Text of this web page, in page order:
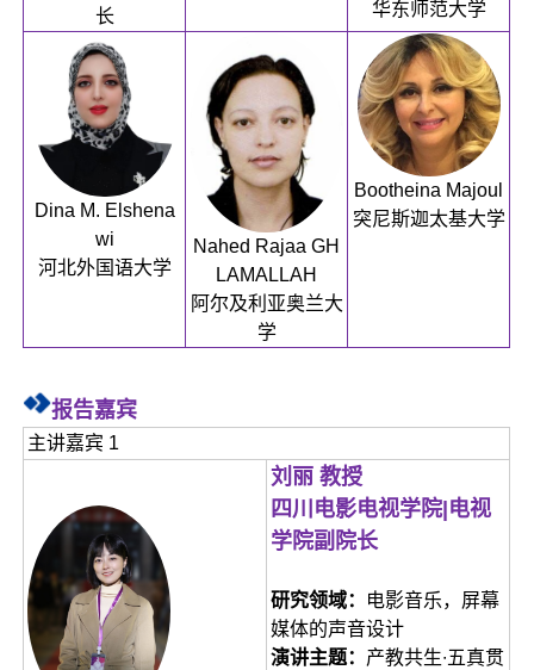
长 华东师范大学
Dina M. Elshena
wi
河北外国语大学
Nahed Rajaa GH
LAMALLAH
阿尔及利亚奥兰大
学
Bootheina Majoul
突尼斯迦太基大学
报告嘉宾
主讲嘉宾 1
刘丽 教授
四川电影电视学院|电视
学院副院长
研究领域：
电影音乐，屏幕
媒体的声音设计
演讲主题： 产教共生∙五真贯